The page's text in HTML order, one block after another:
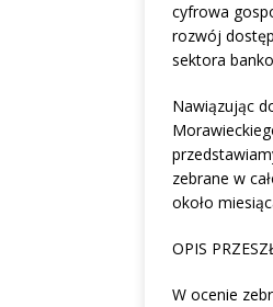
cyfrowa
rozwój
sektora
Nawiązując
zebrane w
około
OPIS
W ocenie